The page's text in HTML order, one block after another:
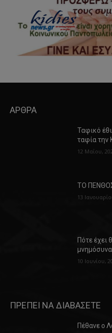
ΑΡΘΡΑ
Ταφικό
ταφία την
12 Μαΐου,
ΤΟ
13
Πότε έχει
10 Ιουνίου,
ΠΡΕΠΕΙ ΝΑ ΔΙΑΒΑΣΕΤΕ
Πέθανε ο